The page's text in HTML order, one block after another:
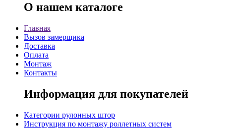
О нашем каталоге
Главная
Вызов замерщика
Доставка
Оплата
Монтаж
Контакты
Информация для покупателей
Категории рулонных штор
Инструкция по монтажу роллетных систем